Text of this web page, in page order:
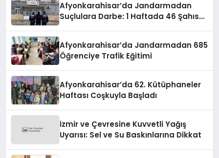
Afyonkarahisar’da Jandarmadan
Suçlulara Darbe: 1 Haftada 46 Şahıs
Afyonkarahisar’da Jandarmadan 685
Öğrenciye Trafik Eğitimi
Afyonkarahisar’da 62. Kütüphaneler
Haftası Coşkuyla Başladı
izmir ve Çevresine Kuvvetli Yağış
Uyarısı: Sel ve Su Baskınlarına Dikkat